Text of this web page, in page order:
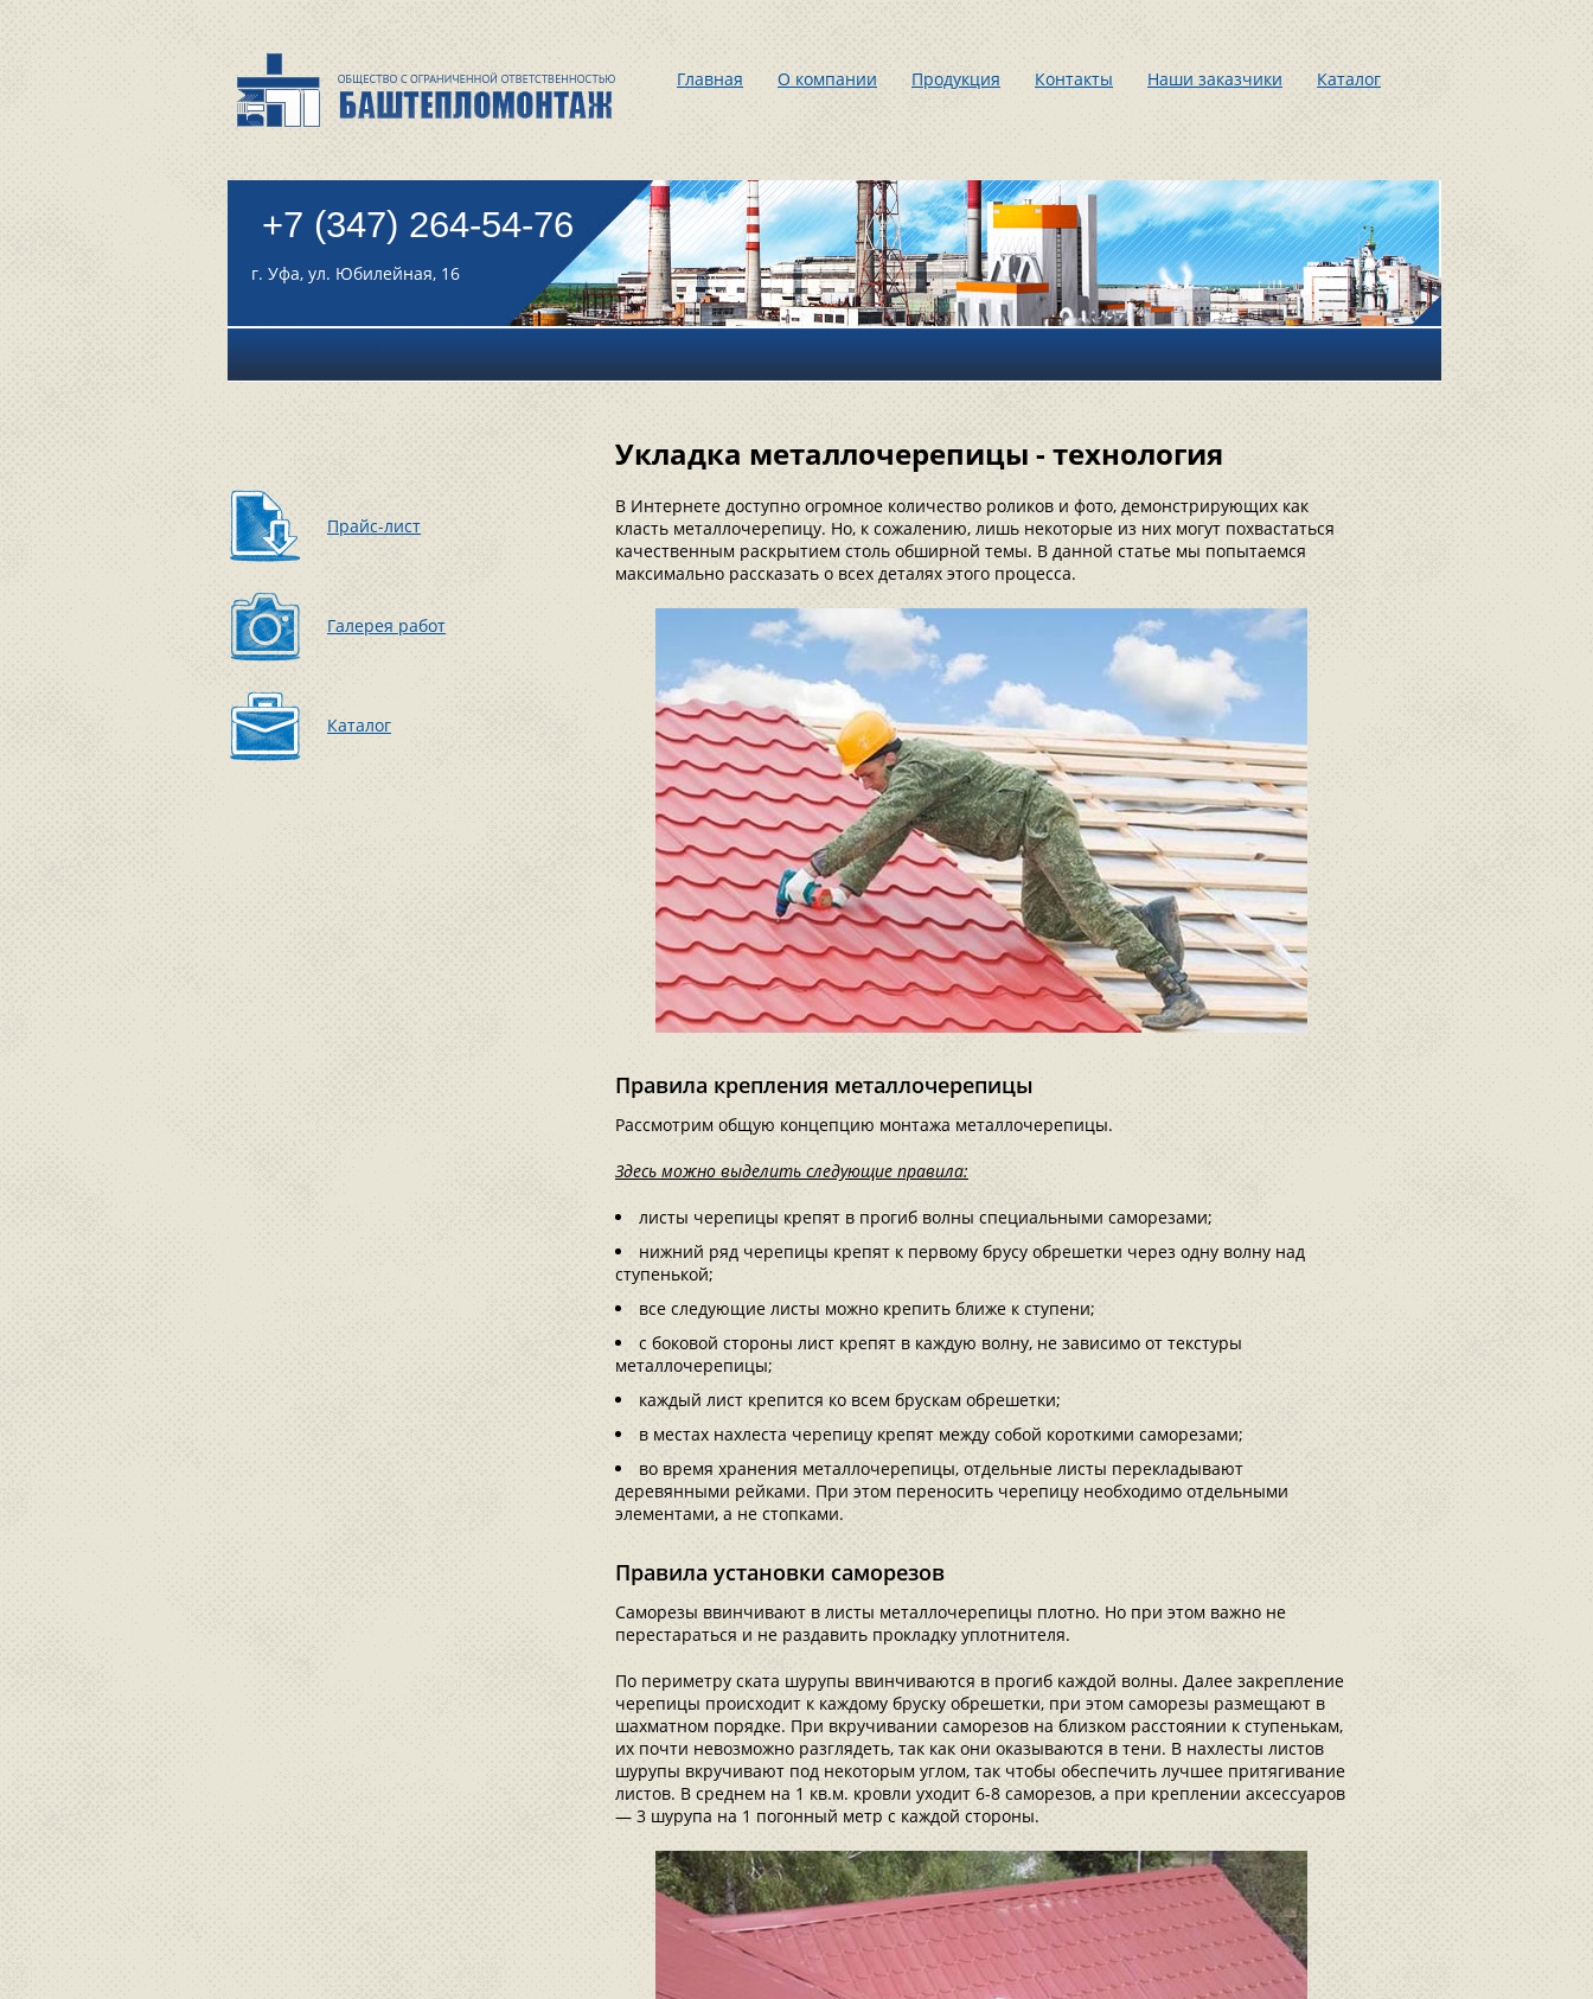
Главная О компании Продукция Контакты Наши заказчики Каталог
+7 (347) 264-54-76
г. Уфа, ул. Юбилейная, 16
Прайс-лист
Галерея работ
Каталог
Укладка металлочерепицы - технология
В Интернете доступно огромное количество роликов и фото, демонстрирующих как
класть металлочерепицу. Но, к сожалению, лишь некоторые из них могут похвастаться
качественным раскрытием столь обширной темы. В данной статье мы попытаемся
максимально рассказать о всех деталях этого процесса.
Правила крепления металлочерепицы
Рассмотрим общую концепцию монтажа металлочерепицы.
Здесь можно выделить следующие правила:
листы черепицы крепят в прогиб волны специальными саморезами;
нижний ряд черепицы крепят к первому брусу обрешетки через одну волну над
ступенькой;
все следующие листы можно крепить ближе к ступени;
с боковой стороны лист крепят в каждую волну, не зависимо от текстуры
металлочерепицы;
каждый лист крепится ко всем брускам обрешетки;
в местах нахлеста черепицу крепят между собой короткими саморезами;
во время хранения металлочерепицы, отдельные листы перекладывают
деревянными рейками. При этом переносить черепицу необходимо отдельными
элементами, а не стопками.
Правила установки саморезов
Саморезы ввинчивают в листы металлочерепицы плотно. Но при этом важно не
перестараться и не раздавить прокладку уплотнителя.
По периметру ската шурупы ввинчиваются в прогиб каждой волны. Далее закрепление
черепицы происходит к каждому бруску обрешетки, при этом саморезы размещают в
шахматном порядке. При вкручивании саморезов на близком расстоянии к ступенькам,
их почти невозможно разглядеть, так как они оказываются в тени. В нахлесты листов
шурупы вкручивают под некоторым углом, так чтобы обеспечить лучшее притягивание
листов. В среднем на 1 кв.м. кровли уходит 6-8 саморезов, а при креплении аксессуаров
— 3 шурупа на 1 погонный метр с каждой стороны.